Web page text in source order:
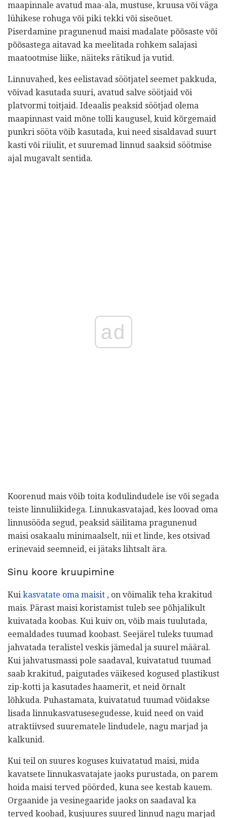
maapinnale avatud maa-ala, mustuse, kruusa või väga
lühikese rohuga või piki tekki või siseõuet.
Piserdamine pragunenud maisi madalate põõsaste või
põõsastega aitavad ka meelitada rohkem salajasi
maatootmise liike, näiteks rätikud ja vutid.
Linnuvahed, kes eelistavad söötjatel seemet pakkuda,
võivad kasutada suuri, avatud salve söötjaid või
platvormi toitjaid. Ideaalis peaksid söötjad olema
maapinnast vaid mõne tolli kaugusel, kuid kõrgemaid
punkri sööta võib kasutada, kui need sisaldavad suurt
kasti või riiulit, et suuremad linnud saaksid söötmise
ajal mugavalt sentida.
ad
Koorenud mais võib toita kodulindudele ise või segada
teiste linnuliikidega. Linnukasvatajad, kes loovad oma
linnusööda segud, peaksid säilitama pragunenud
maisi osakaalu minimaalselt, nii et linde, kes otsivad
erinevaid seemneid, ei jätaks lihtsalt ära.
Sinu koore kruupimine
Kui kasvatate oma maisit , on võimalik teha krakitud
mais. Pärast maisi koristamist tuleb see põhjalikult
kuivatada koobas. Kui kuiv on, võib mais tuulutada,
eemaldades tuumad koobast. Seejärel tuleks tuumad
jahvatada teralistel veskis jämedal ja suurel määral.
Kui jahvatusmassi pole saadaval, kuivatatud tuumad
saab krakitud, paigutades väikesed kogused plastikust
zip-kotti ja kasutades haamerit, et neid õrnalt
lõhkuda. Puhastamata, kuivatatud tuumad võidakse
lisada linnukasvatusesegudesse, kuid need on vaid
atraktiivsed suurematele lindudele, nagu marjad ja
kalkunid.
Kui teil on suures koguses kuivatatud maisi, mida
kavatsete linnukasvatajate jaoks purustada, on parem
hoida maisi terved pöörded, kuna see kestab kauem.
Orgaanide ja vesinegaaride jaoks on saadaval ka
terved koobad, kusjuures suured linnud nagu marjad